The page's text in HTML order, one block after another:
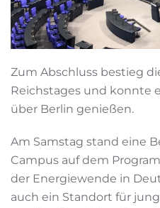
Zum Abschluss bestieg
Reichstages und konnte
über Berlin genießen.
Am Samstag stand eine
Campus auf dem
der Energiewende in
auch ein Standort für